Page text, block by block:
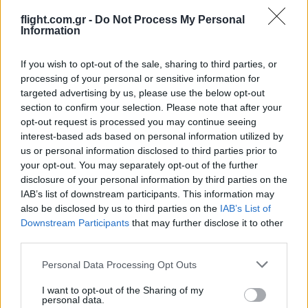
flight.com.gr - Do Not Process My Personal
Information
If you wish to opt-out of the sale, sharing to third parties, or
processing of your personal or sensitive information for
targeted advertising by us, please use the below opt-out
section to confirm your selection. Please note that after your
opt-out request is processed you may continue seeing
interest-based ads based on personal information utilized by
us or personal information disclosed to third parties prior to
your opt-out. You may separately opt-out of the further
disclosure of your personal information by third parties on the
IAB’s list of downstream participants. This information may
also be disclosed by us to third parties on the IAB’s List of
Downstream Participants that may further disclose it to other
Please note that this website/app uses one or more Google
not limited to your visit or usage behaviour. You may click to
grant or deny consent to Google and its third-party tags to
Personal Data Processing Opt Outs
I want to opt-out of the Sharing of my
personal data.
Ροή Ειδήσεων
Litening: Η Αμερικανική Αεροπορία
επενδύει σε ένα από τα πλέον